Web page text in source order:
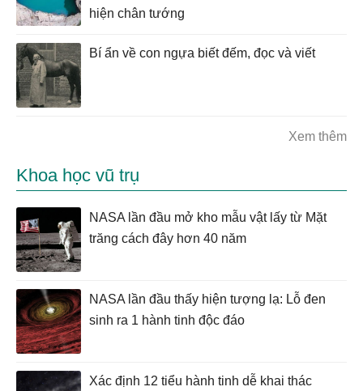
hiện chân tướng
Bí ẩn về con ngựa biết đếm, đọc và viết
Xem thêm
Khoa học vũ trụ
NASA lần đầu mở kho mẫu vật lấy từ Mặt
trăng cách đây hơn 40 năm
NASA lần đầu thấy hiện tượng lạ: Lỗ đen
sinh ra 1 hành tinh độc đáo
Xác định 12 tiểu hành tinh dễ khai thác